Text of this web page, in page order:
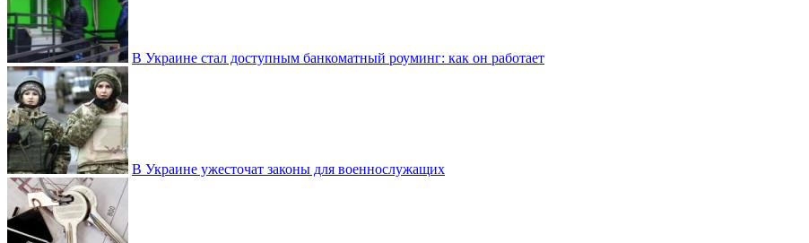
В Украине стал доступным банкоматный роуминг: как он работает
В Украине ужесточат законы для военнослужащих